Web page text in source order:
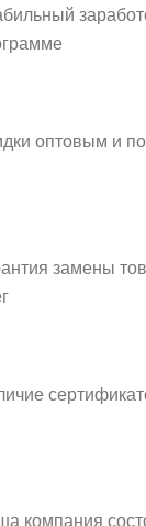
оптовым и
замены
компания